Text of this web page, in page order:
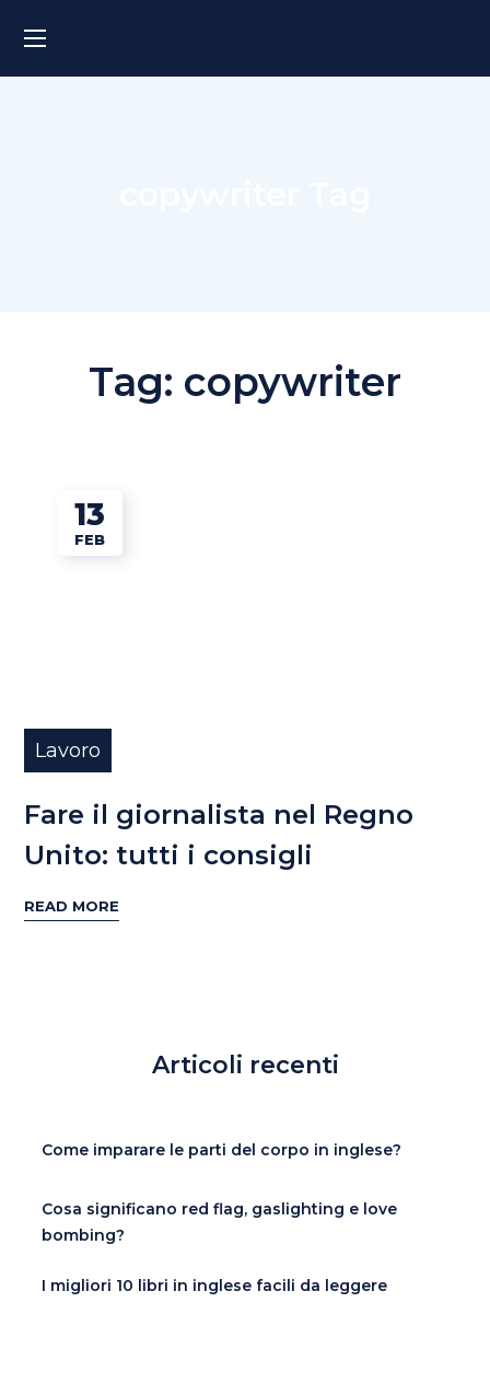
Tag: copywriter
13
FEB
Lavoro
Fare il giornalista nel Regno
Unito: tutti i consigli
READ MORE
Articoli recenti
Come imparare le parti del corpo in inglese?
Cosa significano red flag, gaslighting e love
bombing?
I migliori 10 libri in inglese facili da leggere